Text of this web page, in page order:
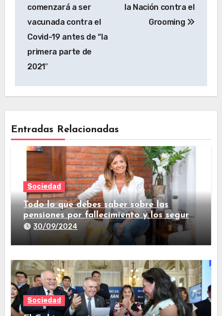
comenzará a ser
vacunada contra el
Covid-19 antes de “la
primera parte de
2021″
la Nación contra el
Grooming
Entradas Relacionadas
Sociedad
Todo lo que debes saber sobre las
pensiones por fallecimiento y los seguros
de vida
30/09/2024
Sociedad